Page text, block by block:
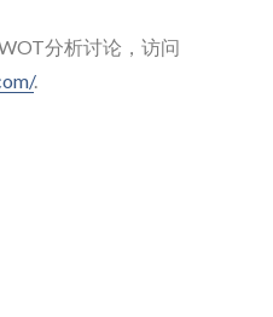
分析讨论，访问
.